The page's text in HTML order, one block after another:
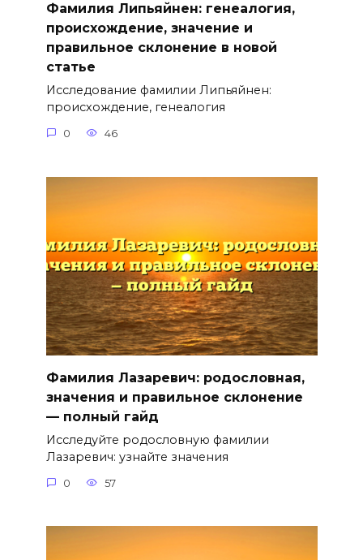
Фамилия Липьяйнен: генеалогия,
происхождение, значение и
правильное склонение в новой
статье
Исследование фамилии Липьяйнен:
происхождение, генеалогия
0 46
Фамилия Лазаревич: родословная,
значения и правильное склонение
— полный гайд
Исследуйте родословную фамилии
Лазаревич: узнайте значения
0 57